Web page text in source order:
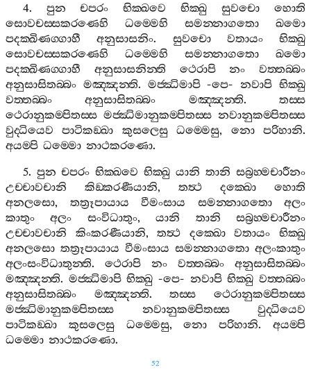
4. පුන චපරං භික‍්ඛවෙ භික‍්ඛු සුවචො
හොති
සොවචස‍්සකරණෙහි
ධම‍්මෙහි සමන‍්නාගතො
ඛමො
පදක‍්ඛිණග‍්ගාහී
අනුසාසනිං. සුවචො වතායං
භික‍්ඛු
සොවචස‍්සකරණෙහි
ධම‍්මෙහි සමන‍්නාගතො
ඛමො
පදක‍්ඛිණග‍්ගාහී
අනුසාසනින‍්ති ථෙරාපි නං
වත‍්තබ‍්බං
අනුසාසිතබ‍්බං මඤ‍්ඤන‍්ති. මජ‍්ඣිමාපි-පෙ-නවාපි භික‍්ඛු
වත‍්තබ‍්බං
අනුසාසිතබ‍්බං මඤ‍්ඤන‍්ති.තස‍්ස
ථෙරානුකම‍්පිතස‍්ස මජ‍්ඣිමානුකම‍්පිතස‍්ස නවානුකම‍්පිතස‍්ස
වුද‍්ධියෙව
පාටිකඞ‍්ඛා කුසලෙසු ධම‍්මෙසු, නො පරිහානි.
අයම‍්පි ධම‍්මො නාථකරණො.
5. පුන චපරං භික‍්ඛවෙ භික‍්ඛු යානි තානි සබ්‍රහ‍්මචාරීනං
උච‍්චාවචානි
කිඞ‍්කරණීයානි, තත්‍ථ දක‍්ඛො
හොති
අනලසො, තත්‍රූපායාය වීමංසාය සමන‍්නාගතො
අලං
කාතුං
අලං සංවිධාතුං,යානි තානි
සබ්‍රහ‍්මචාරීනං
උච‍්චාවචානි
කිංකරණීයානි,තත්‍ථ දක‍්ඛො වතායං
භික‍්ඛු
අනලසො තත්‍රූපායාය වීමංසාය සමන‍්නාගතො අලංකාතුං
අලංසංවිධාතුන‍්ති. ථෙරාපි නං වත‍්තබ‍්බං
අනුසාසිතබ‍්බං
මඤ‍්ඤන‍්ති. මජ‍්ඣිමාපි භික‍්ඛු -පෙ- නවාපි භික‍්ඛු වත‍්තබ‍්බං
අනුසාසිතබ‍්බං
මඤ‍්ඤන‍්ති.තස‍්ස
ථෙරානුකම‍්පිතස‍්ස
මජ‍්ඣිමානුකම‍්පිතස‍්ස
නවානුකම‍්පිතස‍්ස
වුද‍්ධියෙව
පාටිකඞ‍්ඛා
කුසලෙසු ධම‍්මෙසු,නො පරිහානි.අයම‍්පි
ධම‍්මො නාථකරණො.
52